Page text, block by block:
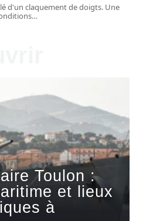
d'un claquement de doigts. Une
…
Toulon :
et lieux
à